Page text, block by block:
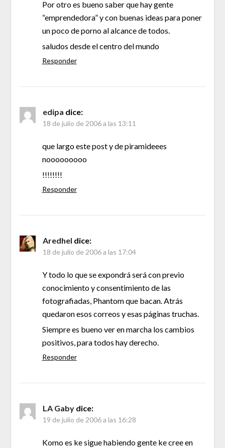
Por otro es bueno saber que hay gente
“emprendedora” y con buenas ideas para poner
un poco de porno al alcance de todos.
saludos desde el centro del mundo
Responder
edipa dice:
18 de julio de 2006 a las 13:11
que largo este post y de piramideees
nooooooooo
!!!!!!!!
Responder
Aredhel dice:
18 de julio de 2006 a las 17:04
Y todo lo que se expondrá será con previo
conocimiento y consentimiento de las
fotografiadas, Phantom que bacan. Atrás
quedaron esos correos y esas páginas truchas.
Siempre es bueno ver en marcha los cambios
positivos, para todos hay derecho.
Responder
LA Gaby dice:
19 de julio de 2006 a las 16:28
Komo es ke sigue habiendo gente ke cree en